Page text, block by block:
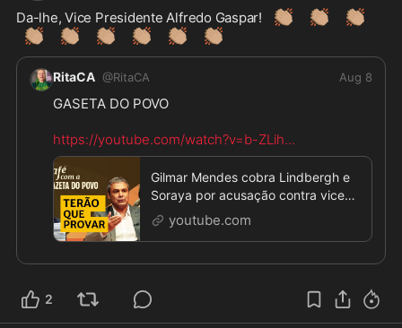
Da-lhe, Vice Presidente Alfredo Gaspar!
👏🏽 👏🏽
👏🏽
👏🏽
👏🏽 👏🏽 👏🏽 👏🏽 👏🏽
RitaCA @RitaCA Aug 8
GASETA DO POVO
https://youtube.com/watch?v=b-ZLih...
Gilmar Mendes cobra Lindbergh e
Soraya por acusação contra vice
de Flávio | CAFÉ COM A GAZETA
youtube.com
2